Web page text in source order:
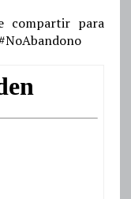
compartir para